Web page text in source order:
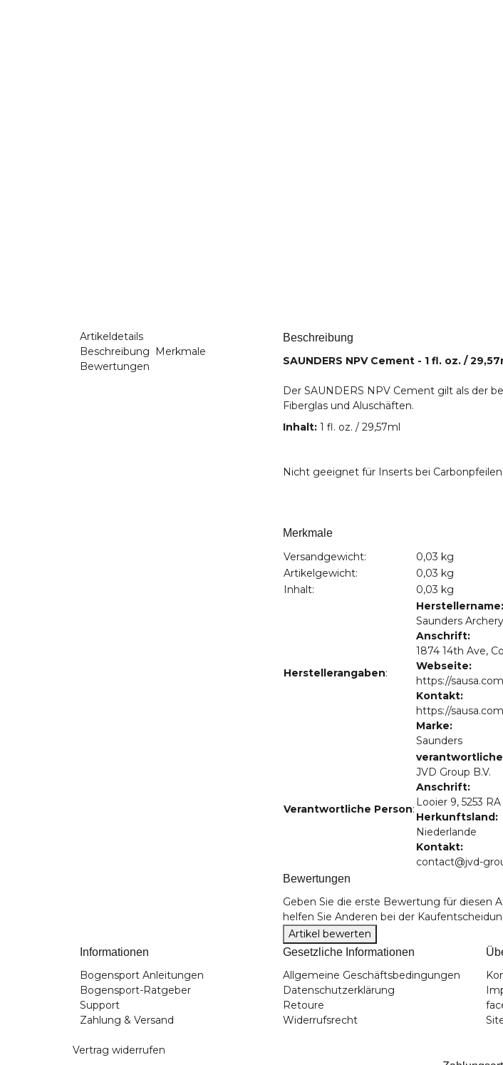
Artikeldetails
Beschreibung
Merkmale
Bewertungen
Beschreibung
SAUNDERS NPV Cement - 1 fl. oz. /
Der SAUNDERS NPV Cement gilt als der
Fiberglas und Aluschäften.
Inhalt: 1 fl. oz. / 29,57ml
Nicht geeignet für Inserts bei Carbonpfeilen.
Merkmale
Versandgewicht:
0,03 kg
Artikelgewicht:
0,03 kg
Inhalt:
0,03 kg
Herstellerangaben:
Herstellername:
Saunders Archery
Anschrift:
1874 14th Ave,
Webseite:
https://
Kontakt:
https://
Marke:
Saunders
Verantwortliche Person:
JVD Group B.V.
Anschrift:
Looier 9, 5253
Herkunftsland:
Niederlande
Kontakt:
contact@jvd-
Bewertungen
Geben Sie die erste Bewertung für diesen
helfen Sie Anderen bei der
Artikel bewerten
Informationen
Bogensport Anleitungen
Bogensport-Ratgeber
Support
Zahlung & Versand
Gesetzliche Informationen
Allgemeine Geschäftsbedingungen
Datenschutzerklärung
Retoure
Widerrufsrecht
Vertrag widerrufen